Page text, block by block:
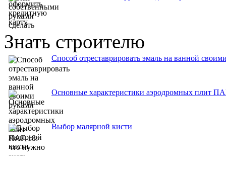
Знать строителю
Способ отреставрировать эмаль на ванной
Основные характеристики аэродромных плит
Выбор малярной кисти